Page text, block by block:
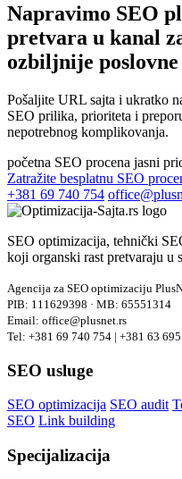
Napravimo SEO
pretvara u kanal
ozbiljnije
Pošaljite URL sajta i ukratko
SEO prilika, prioriteta i
nepotrebnog komplikovanja.
početna SEO procena jasni
Zatražite besplatnu SEO
+381 69 740 754
SEO optimizacija, tehnički
koji organski rast pretvaraju u
Agencija za SEO optimizaciju
PIB: 111629398 · MB: 65551314
Email: office@plusnet.rs
Tel: +381 69 740 754 | +381 63
SEO usluge
SEO optimizacija SEO audit
SEO Link building
Specijalizacija